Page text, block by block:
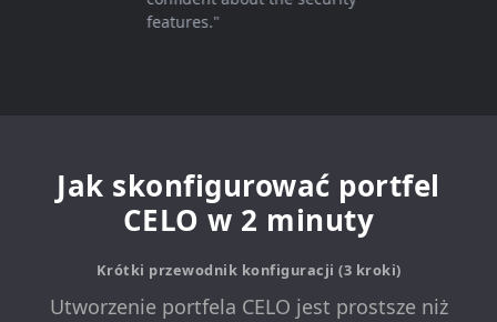
features."
Jak skonfigurować portfel
CELO w 2 minuty
Krótki przewodnik konfiguracji (3 kroki)
Utworzenie portfela CELO jest prostsze niż